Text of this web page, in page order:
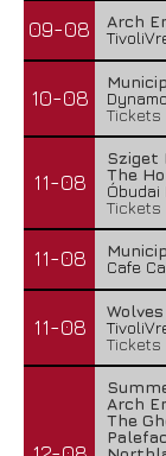
09-08
Arch
10-08
Tickets
11-08
Sziget
The
Óbudai
Tickets
11-08
Cafe
11-08
Tickets
Arch
The